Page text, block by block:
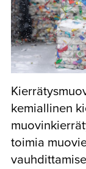
kemiallinen
toimia